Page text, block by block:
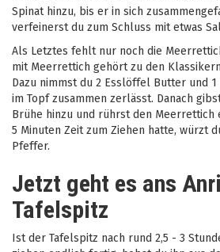
Spinat hinzu, bis er in sich
verfeinerst du zum Schluss mit etwas
Als Letztes fehlt nur noch die
mit Meerrettich gehört zu den
Dazu nimmst du 2 Esslöffel Butter und
im Topf zusammen zerlässt. Danach
Brühe hinzu und rührst den Meerrettich
5 Minuten Zeit zum Ziehen hatte, würzt
Pfeffer.
Jetzt geht es ans
Tafelspitz
Ist der Tafelspitz nach rund 2,5 - 3